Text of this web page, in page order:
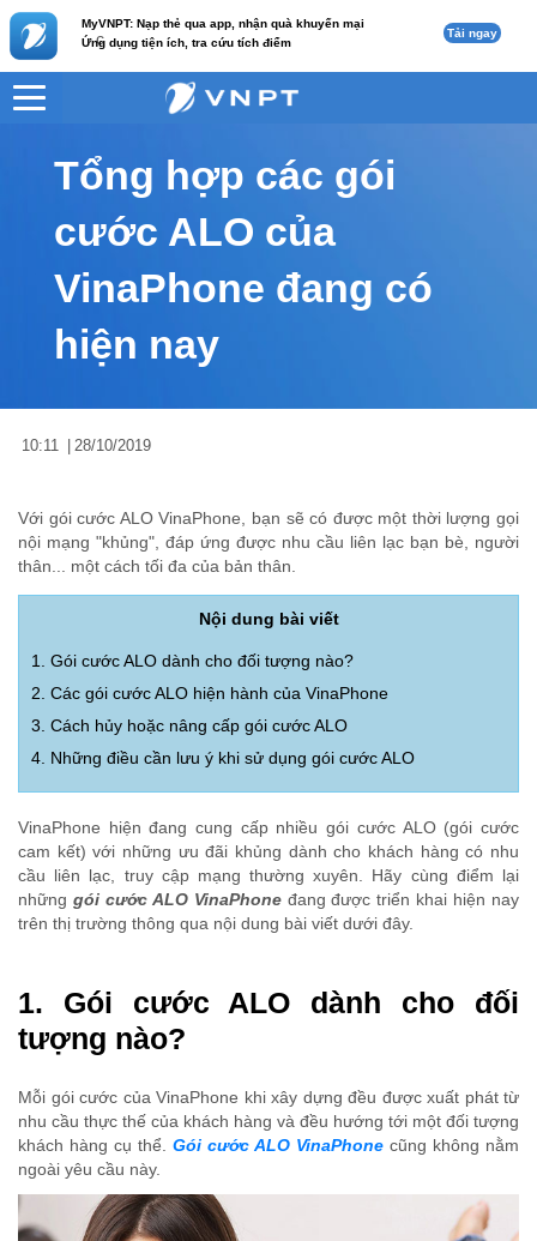
MyVNPT: Nạp thẻ qua app, nhận quà khuyến mại
Ứng dụng tiện ích, tra cứu tích điểm
c Tải ngay
VNPT Nội dung tin
Tổng hợp các gói
cước ALO của
VinaPhone đang có
hiện nay
10:11 28/10/2019
Với gói cước ALO VinaPhone, bạn sẽ có được một thời lượng gọi
nội mạng "khủng", đáp ứng được nhu cầu liên lạc bạn bè, người
thân... một cách tối đa của bản thân.
Nội dung bài viết
1. Gói cước ALO dành cho đối tượng nào?
2. Các gói cước ALO hiện hành của VinaPhone
3. Cách hủy hoặc nâng cấp gói cước ALO
4. Những điều cần lưu ý khi sử dụng gói cước ALO
VinaPhone hiện đang cung cấp nhiều gói cước ALO (gói cước
cam kết) với những ưu đãi khủng dành cho khách hàng có nhu
cầu liên lạc, truy cập mạng thường xuyên. Hãy cùng điểm lại
những gói cước ALO VinaPhoneđang được triển khai hiện nay
trên thị trường thông qua nội dung bài viết dưới đây.
1. Gói cước ALO dành cho đối
tượng nào?
Mỗi gói cước của VinaPhone khi xây dựng đều được xuất phát từ
nhu cầu thực thế của khách hàng và đều hướng tới một đối tượng
khách hàng cụ thể. Gói cước ALO VinaPhone cũng không nằm
ngoài yêu cầu này.